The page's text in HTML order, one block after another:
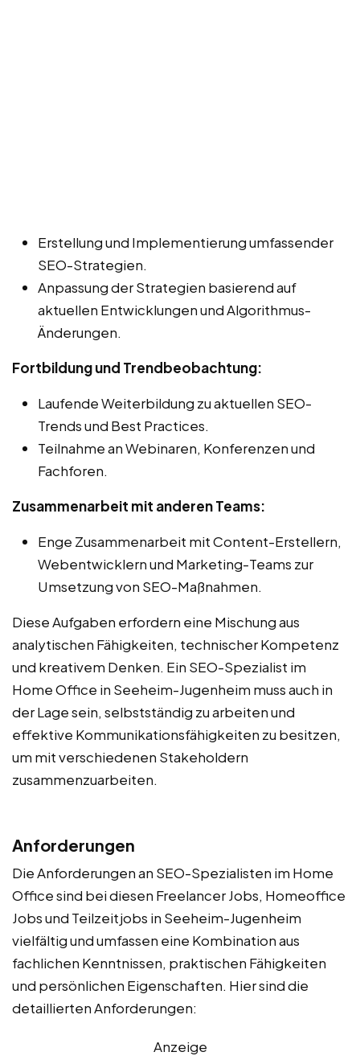
Erstellung und Implementierung umfassender
SEO-Strategien.
Anpassung der Strategien basierend auf
aktuellen Entwicklungen und Algorithmus-
Änderungen.
Fortbildung und Trendbeobachtung:
Laufende Weiterbildung zu aktuellen SEO-
Trends und Best Practices.
Teilnahme an Webinaren, Konferenzen und
Fachforen.
Zusammenarbeit mit anderen Teams:
Enge Zusammenarbeit mit Content-Erstellern,
Webentwicklern und Marketing-Teams zur
Umsetzung von SEO-Maßnahmen.
Diese Aufgaben erfordern eine Mischung aus
analytischen Fähigkeiten, technischer Kompetenz
und kreativem Denken. Ein SEO-Spezialist im
Home Office in Seeheim-Jugenheim muss auch in
der Lage sein, selbstständig zu arbeiten und
effektive Kommunikationsfähigkeiten zu besitzen,
um mit verschiedenen Stakeholdern
zusammenzuarbeiten.
Anforderungen
Die Anforderungen an SEO-Spezialisten im Home
Office sind bei diesen Freelancer Jobs, Homeoffice
Jobs und Teilzeitjobs in Seeheim-Jugenheim
vielfältig und umfassen eine Kombination aus
fachlichen Kenntnissen, praktischen Fähigkeiten
und persönlichen Eigenschaften. Hier sind die
detaillierten Anforderungen:
Anzeige